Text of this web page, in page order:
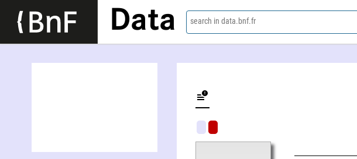
Data search in data.bnf.fr